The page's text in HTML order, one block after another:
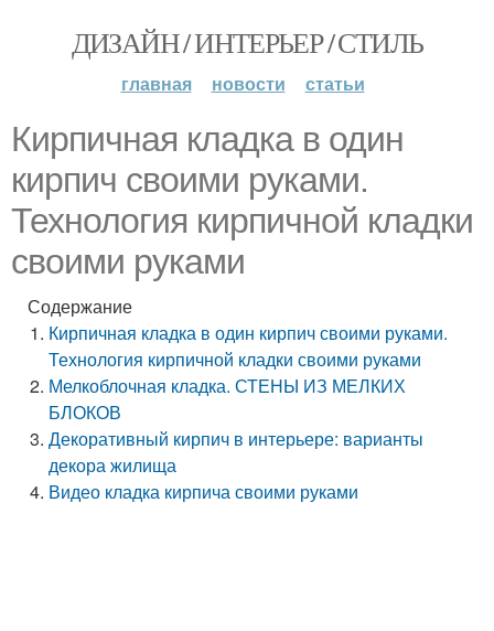
ДИЗАЙН / ИНТЕРЬЕР / СТИЛЬ
главная новости статьи
Кирпичная кладка в один
кирпич своими руками.
Технология кирпичной кладки
своими руками
Содержание
Кирпичная кладка в один кирпич своими руками.
Технология кирпичной кладки своими руками
Мелкоблочная кладка. СТЕНЫ ИЗ МЕЛКИХ
БЛОКОВ
Декоративный кирпич в интерьере: варианты
декора жилища
Видео кладка кирпича своими руками